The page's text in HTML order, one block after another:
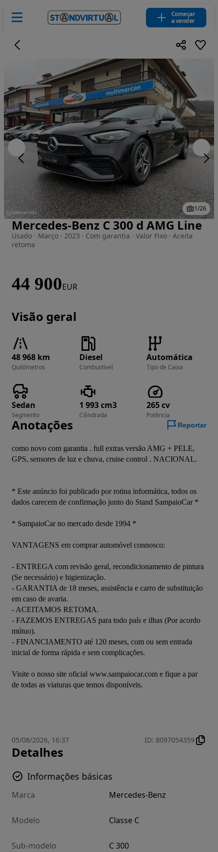
Começar
a vender
Imagem 1 de 26
1/26
Mercedes-Benz C 300 d AMG Line
Usado · Março · 2023 · Com garantia · Valor Fixo · Aceita
retoma
44 900EUR
Visão geral
48 968 km
Quilómetros
Diesel
Combustível
Automática
Tipo de Caixa
Sedan
Segmento
1 993 cm3
Cilindrada
265 cv
Potência
Anotações Reportar
como novo com garantia . full extras versão AMG + PELE,
GPS, sensores de luz e chuva, cruise control . NACIONAL.
* Este anúncio foi publicado por rotina informática, todos os
dados carecem de confirmação junto do Stand SampaioCar *
* SampaioCar no mercado desde 1994 *
VANTAGENS em comprar automóvel connosco:
- ENTREGA com revisão geral, recondicionamento de pintura
(Se necessário) e higienização.
- GARANTIA de 18 meses, assistência e carro de substituição
em caso de avaria.
- ACEITAMOS RETOMA.
- FAZEMOS ENTREGAS para todo país e ilhas (Por acordo
mútuo).
- FINANCIAMENTO até 120 meses, com ou sem entrada
inicial de forma rápida e sem complicações.
Visite o nosso site oficial www.sampaiocar.com e fique a par
de todas as viaturas que temos disponíveis.
05/08/2026, 16:37 ID: 8097054359
Detalhes
Informações básicas
Marca Mercedes-Benz
Modelo Classe C
Sub-modelo C 300